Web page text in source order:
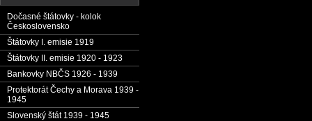
Dočasné štátovky - kolok
Československo
Štátovky I. emisie 1919
Štátovky II. emisie 1920 - 1923
Bankovky NBČS 1926 - 1939
Protektorát Čechy a Morava 1939 -
1945
Slovenský štát 1939 - 1945